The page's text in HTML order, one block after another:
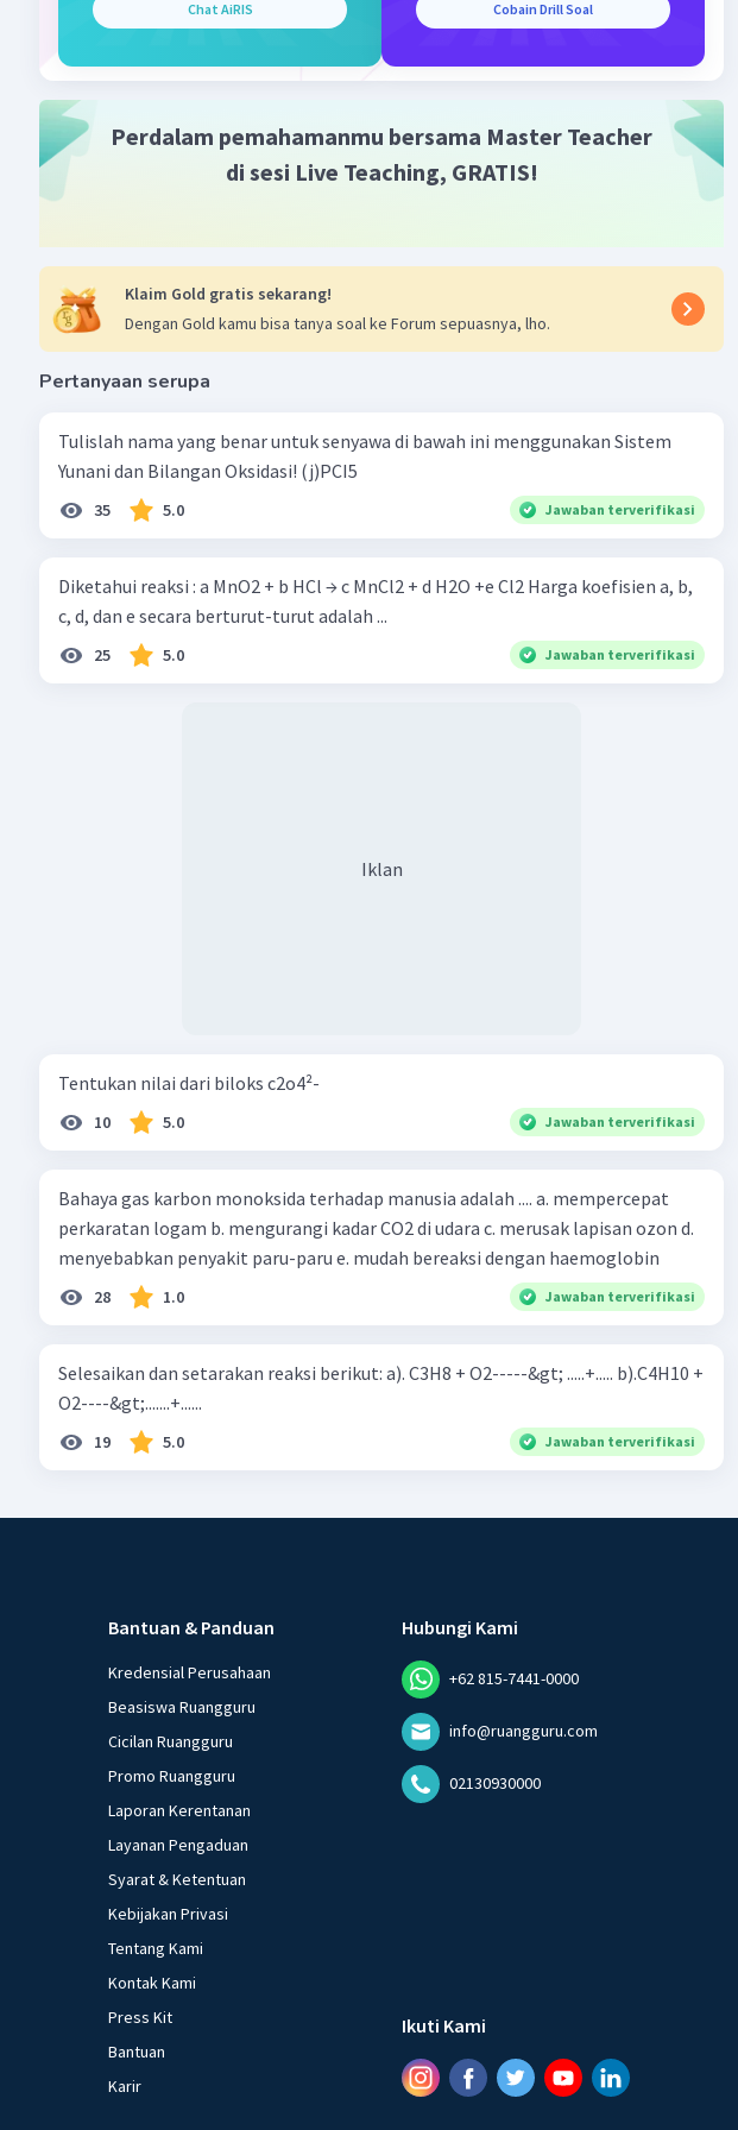
Beri Rating·0.0 Balas
Chat AiRIS Cobain Drill Soal
Perdalam pemahamanmu bersama Master Teacher
di sesi Live Teaching, GRATIS!
Klaim Gold gratis sekarang!
Dengan Gold kamu bisa tanya soal ke Forum sepuasnya, lho.
Pertanyaan serupa
Tulislah nama yang benar untuk senyawa di bawah ini menggunakan Sistem
Yunani dan Bilangan Oksidasi! (j)PCI5
35 5.0 Jawaban terverifikasi
Diketahui reaksi : a MnO2 + b HCl → c MnCl2 + d H2O +e Cl2 Harga koefisien a, b,
c, d, dan e secara berturut-turut adalah ...
25 5.0 Jawaban terverifikasi
Iklan
Tentukan nilai dari biloks c2o4²-
10 5.0 Jawaban terverifikasi
Bahaya gas karbon monoksida terhadap manusia adalah .... a. mempercepat
perkaratan logam b. mengurangi kadar CO2 di udara c. merusak lapisan ozon d.
menyebabkan penyakit paru-paru e. mudah bereaksi dengan haemoglobin
28 1.0 Jawaban terverifikasi
Selesaikan dan setarakan reaksi berikut: a). C3H8 + O2-----&gt; .....+..... b).C4H10 +
O2----&gt;.......+......
19 5.0 Jawaban terverifikasi
Bantuan & Panduan
Kredensial Perusahaan
Beasiswa Ruangguru
Cicilan Ruangguru
Promo Ruangguru
Laporan Kerentanan
Layanan Pengaduan
Syarat & Ketentuan
Kebijakan Privasi
Tentang Kami
Kontak Kami
Press Kit
Bantuan
Karir
Hubungi Kami
+62 815-7441-0000
info@ruangguru.com
02130930000
Ikuti Kami